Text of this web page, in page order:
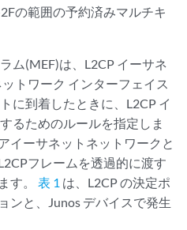
の範囲の予約済みマルチキ
ム(MEF)は、L2CP イーサネ
トワーク インターフェイス
に到着したときに、L2CP イ
るためのルールを指定しま
イーサネットネットワークと
フレームを透過的に渡す
す。 表 1 は、L2CP の決定ポ
ンと、Junos デバイスで発生